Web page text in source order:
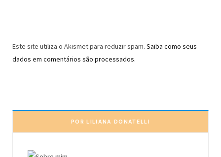
Este site utiliza o Akismet para reduzir spam. Saiba como seus
dados em comentários são processados.
POR LILIANA DONATELLI